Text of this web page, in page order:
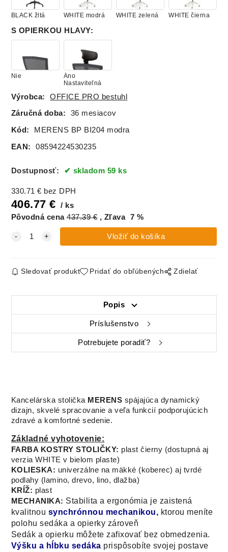
BLACK žltá WHITE modrá WHITE zelená WHITE čierna
S OPIERKOU HLAVY:
Nie
Áno
Nastaviteľná
Výrobca: OFFICE PRO bestuhl
Záručná doba: 36 mesiacov
Kód: MERENS BP BI204 modra
EAN: 08594224530235
Dostupnosť: skladom 59 ks
330.71 € bez DPH
406.77 €
ks
Pôvodná cena 437.39€ Zľava 7 %
Sledovať produkt Pridať do obľúbených Zdielať
Popis
Príslušenstvo
Potrebujete poradiť?
Kancelárska stolička MERENS spájajúca dynamický
dizajn, skvelé spracovanie a veľa funkcií podporujúcich
zdravé a komfortné sedenie.
Základné vyhotovenie:
FARBA KOSTRY STOLIČKY: plast čierny (dostupná aj
verzia WHITE v bielom plaste)
KOLIESKA: univerzálne na mäkké (koberec) aj tvrdé
podlahy (lamino, drevo, lino, dlažba)
KRÍŽ: plast
MECHANIKA: Stabilita a ergonómia je zaistená
kvalitnou synchrónnou mechanikou, ktorou meníte
polohu sedáka a opierky zároveň
Sedák a opierku môžete zafixovať bez obmedzenia.
Výšku a hĺbku sedáka prispôsobíte svojej postave